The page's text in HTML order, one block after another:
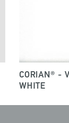
CORIAN® -
WHITE